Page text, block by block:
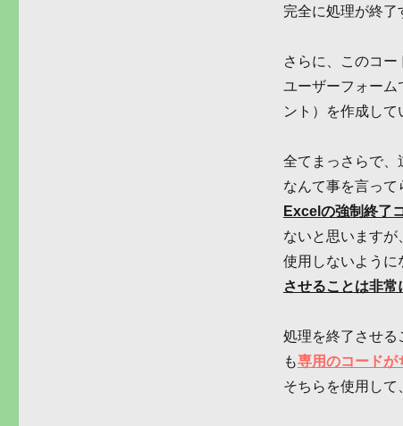
完全に処理が終了
さらに、このコー
ユーザーフォーム
ント）を作成して
全てまっさらで、
なんて事を言っ
Excelの強制終了
ないと思いますが
使用しないように
させることは非常
処理を終了させる
も専用のコードが
そちらを使用して